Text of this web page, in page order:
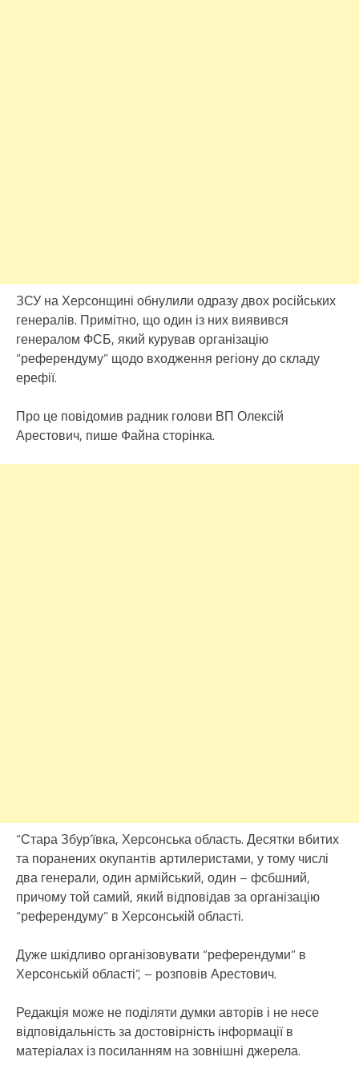
ЗСУ на Херсонщині обнулили одразу двох російських
генералів. Примітно, що один із них виявився
генералом ФСБ, який курував організацію
“референдуму” щодо входження регіону до складу
ерефії.
Про це повідомив радник голови ВП Олексій
Арестович, пише Файна сторінка.
“Стара Збур’ївка, Херсонська область. Десятки вбитих
та поранених окупантів артилеристами, у тому числі
два генерали, один армійський, один – фсбшний,
причому той самий, який відповідав за організацію
“референдуму” в Херсонській області.
Дуже шкідливо організовувати “референдуми” в
Херсонській області”, – розповів Арестович.
Редакція може не поділяти думки авторів і не несе
відповідальність за достовірність інформації в
матеріалах із посиланням на зовнішні джерела.